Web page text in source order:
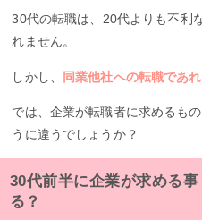
30代の転職は、20代よりも不利
れません。
しかし、 同業他社への転職であ
では、企業が転職者に求めるも
うに違うでしょうか？
30代前半に企業が求める
る？